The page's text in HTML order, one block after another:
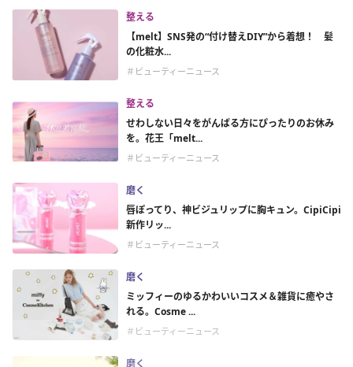
整える
【melt】SNS発の“付け替えDIY”から着想！ 髪
の化粧水...
＃ビューティーニュース
整える
せわしない日々をがんばる方にぴったりのお休み
を。花王「melt...
＃ビューティーニュース
磨く
唇ぽってり、神ビジュリップに胸キュン。CipiCipi
新作リッ...
＃ビューティーニュース
磨く
ミッフィーのゆるかわいいコスメ＆雑貨に癒やさ
れる。Cosme ...
＃ビューティーニュース
磨く